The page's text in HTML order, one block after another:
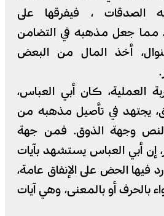
الصدقات ، فيفرقها على
مما جعل مذهبه في التضامن
أخذ المال من البعض
العملية، كان أبي العباس،
يجتهد في تأصيل مذهبه من
وجهة الذوق. فمن جهة
إن أبي العباس يستشهد بآيات
فيها الحض على الإنفاق عامة،
بالحرف أو بالمعنى، وهي آيات